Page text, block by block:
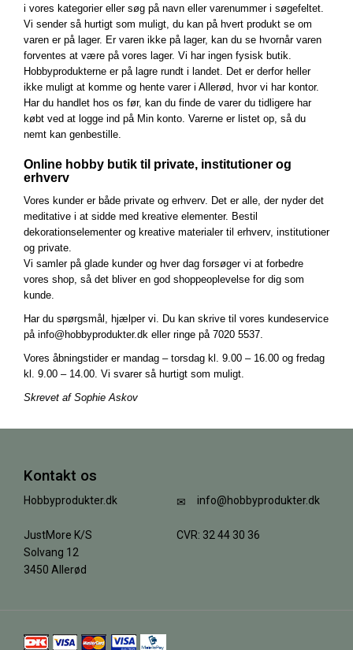
i vores kategorier eller søg på navn eller varenummer i søgefeltet.
Vi sender så hurtigt som muligt, du kan på hvert produkt se om
varen er på lager. Er varen ikke på lager, kan du se hvornår varen
forventes at være på vores lager. Vi har ingen fysisk butik.
Hobbyprodukterne er på lagre rundt i landet. Det er derfor heller
ikke muligt at komme og hente varer i Allerød, hvor vi har kontor.
Har du handlet hos os før, kan du finde de varer du tidligere har
købt ved at logge ind på Min konto. Varerne er listet op, så du
nemt kan genbestille.
Online hobby butik til private, institutioner og
erhverv
Vores kunder er både private og erhverv. Det er alle, der nyder det
meditative i at sidde med kreative elementer. Bestil
dekorationselementer og kreative materialer til erhverv, institutioner
og private.
Vi samler på glade kunder og hver dag forsøger vi at forbedre
vores shop, så det bliver en god shoppeoplevelse for dig som
kunde.
Har du spørgsmål, hjælper vi. Du kan skrive til vores kundeservice
på info@hobbyprodukter.dk eller ringe på 7020 5537.
Vores åbningstider er mandag – torsdag kl. 9.00 – 16.00 og fredag
kl. 9.00 – 14.00. Vi svarer så hurtigt som muligt.
Skrevet af Sophie Askov
Kontakt os
Hobbyprodukter.dk
JustMore K/S
Solvang 12
3450 Allerød
info@hobbyprodukter.dk
CVR: 32 44 30 36